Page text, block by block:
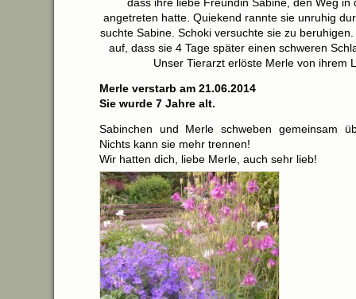
angetreten hatte. Quiekend rannte sie unruhig
suchte Sabine. Schoki versuchte sie zu
auf, dass sie 4 Tage später einen schweren
Unser Tierarzt erlöste Merle von ihrem
Merle verstarb am 21.06.2014
Sie wurde 7 Jahre alt.
Sabinchen und Merle schweben gemeinsam
Nichts kann sie mehr trennen!
Wir hatten dich, liebe Merle, auch sehr lieb!